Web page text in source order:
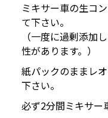
ミキサー車の生コ
て下さい。
（一度に過剰添加
性があります。）
紙パックのままレ
下さい。
必ず2分間ミキサー